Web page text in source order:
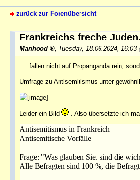
zurück zur Forenübersicht
Frankreichs freche
Manhood Tuesday, 18.06.2024, 16:03
.....fallen nicht auf Propanganda rein,
Umfrage zu Antisemitismus unter
Leider ein Bild . Also übersetzte ich
Antisemitismus in Frankreich
Antisemitische Vorfälle
Frage: "Was glauben Sie, sind die
Alle Befragten sind 100 %, die